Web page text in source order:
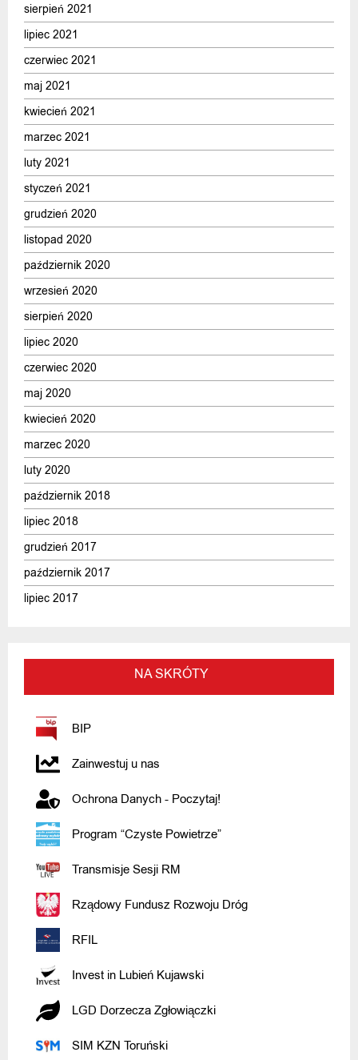
sierpień 2021
lipiec 2021
czerwiec 2021
maj 2021
kwiecień 2021
marzec 2021
luty 2021
styczeń 2021
grudzień 2020
listopad 2020
październik 2020
wrzesień 2020
sierpień 2020
lipiec 2020
czerwiec 2020
maj 2020
kwiecień 2020
marzec 2020
luty 2020
październik 2018
lipiec 2018
grudzień 2017
październik 2017
lipiec 2017
NA SKRÓTY
BIP
Zainwestuj u nas
Ochrona Danych - Poczytaj!
Program “Czyste Powietrze”
Transmisje Sesji RM
Rządowy Fundusz Rozwoju Dróg
RFIL
Invest in Lubień Kujawski
LGD Dorzecza Zgłowiączki
SIM KZN Toruński